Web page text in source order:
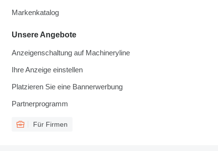
Markenkatalog
Unsere Angebote
Anzeigenschaltung auf Machineryline
Ihre Anzeige einstellen
Platzieren Sie eine Bannerwerbung
Partnerprogramm
Für Firmen